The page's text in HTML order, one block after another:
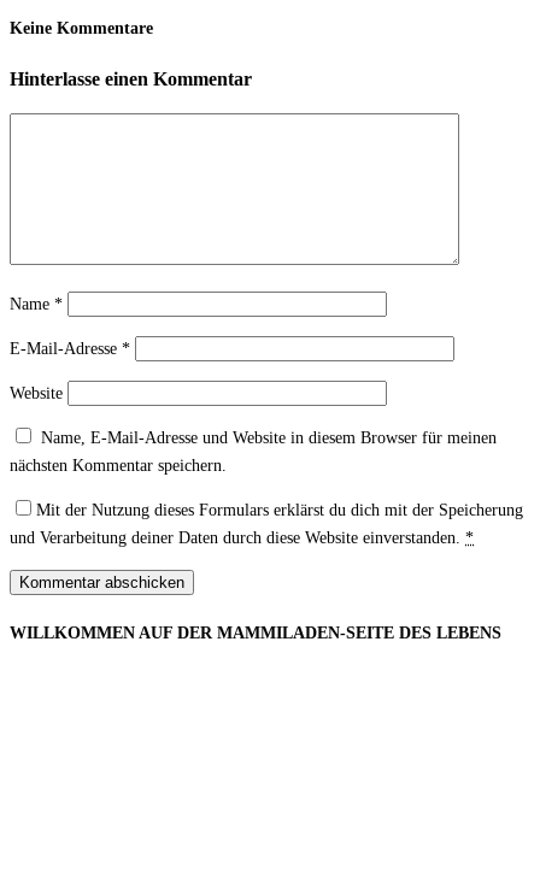
Keine Kommentare
Hinterlasse einen Kommentar
Name *
E-Mail-Adresse *
Website
Name, E-Mail-Adresse und Website in diesem Browser für meinen
nächsten Kommentar speichern.
Mit der Nutzung dieses Formulars erklärst du dich mit der Speicherung
und Verarbeitung deiner Daten durch diese Website einverstanden. *
WILLKOMMEN AUF DER MAMMILADEN-SEITE DES LEBENS